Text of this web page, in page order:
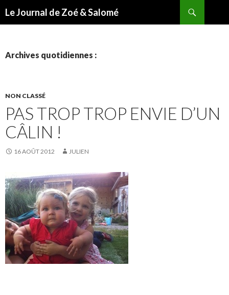
Le Journal de Zoé & Salomé
Archives quotidiennes :
NON CLASSÉ
PAS TROP TROP ENVIE D’UN
CÂLIN !
16 AOÛT 2012 JULIEN